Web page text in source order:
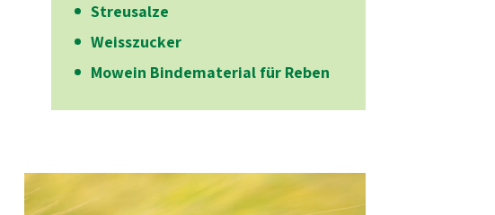
Streusalze
Weisszucker
Mowein Bindematerial für Reben